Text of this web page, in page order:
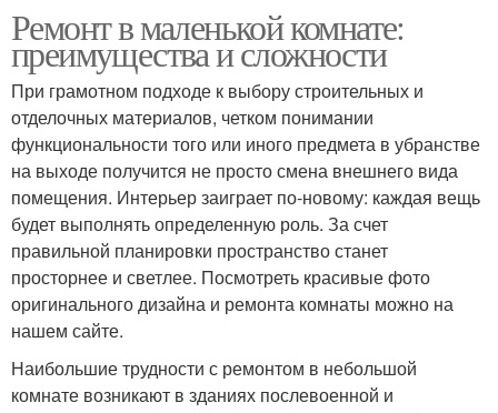
Ремонт в маленькой комнате:
преимущества и сложности
При грамотном подходе к выбору строительных и
отделочных материалов, четком понимании
функциональности того или иного предмета в убранстве
на выходе получится не просто смена внешнего вида
помещения. Интерьер заиграет по-новому: каждая вещь
будет выполнять определенную роль. За счет
правильной планировки пространство станет
просторнее и светлее. Посмотреть красивые фото
оригинального дизайна и ремонта комнаты можно на
нашем сайте.
Наибольшие трудности с ремонтом в небольшой
комнате возникают в зданиях послевоенной и